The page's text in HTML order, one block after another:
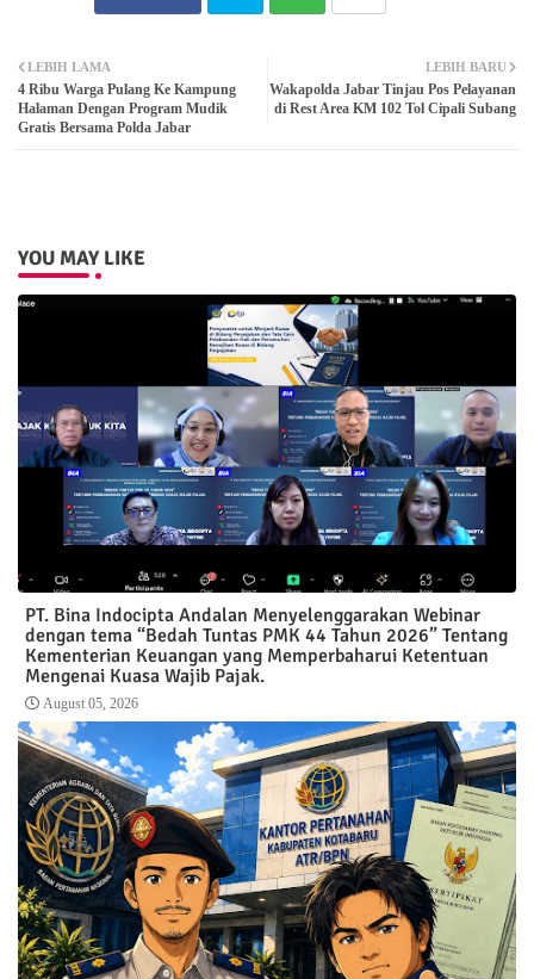
ter atsa
LEBIH BARU
Wakapolda Jabar Tinjau Pos Pelayanan
di Rest Area KM 102 Tol Cipali Subang
LEBIH LAMA
4 Ribu Warga Pulang Ke Kampung
Halaman Dengan Program Mudik
Gratis Bersama Polda Jabar
YOU MAY LIKE
PT. Bina Indocipta Andalan Menyelenggarakan Webinar
dengan tema “Bedah Tuntas PMK 44 Tahun 2026” Tentang
Kementerian Keuangan yang Memperbaharui Ketentuan
Mengenai Kuasa Wajib Pajak.
August 05, 2026